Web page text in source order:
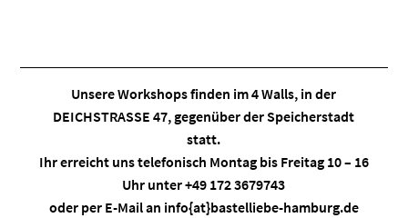
Unsere Workshops finden im4 Walls, in der
DEICHSTRASSE 47, gegenüber der Speicherstadt
statt.
Ihr erreicht uns telefonisch Montag bis Freitag 10 – 16
Uhr unter +49 172 3679743
oder per E-Mail an info{at}bastelliebe-hamburg.de